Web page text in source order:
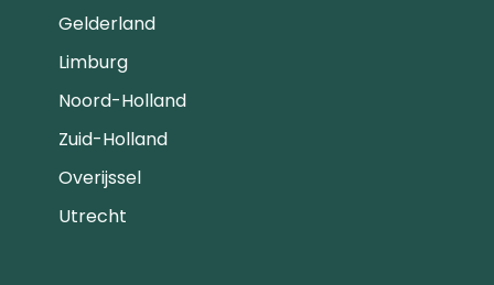
Gelderland
Limburg
Noord-Holland
Zuid-Holland
Overijssel
Utrecht